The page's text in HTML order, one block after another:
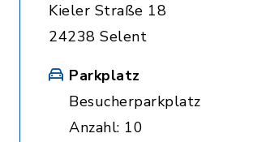
Kieler Straße 18
24238 Selent
Parkplatz
Besucherparkplatz
Anzahl: 10